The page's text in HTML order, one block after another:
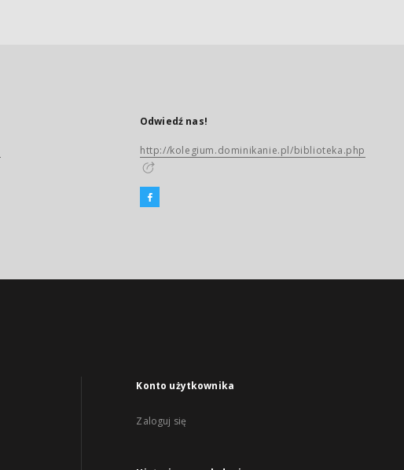
Odwiedź nas!
http://kolegium.dominikanie.pl/biblioteka.php
Konto użytkownika
Zaloguj się